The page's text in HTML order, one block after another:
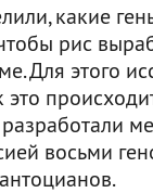
какие
рис
Для этого
восьми